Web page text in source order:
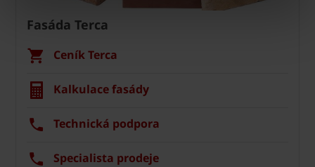
Fasáda Terca
Ceník Terca
Kalkulace fasády
Technická podpora
Specialista prodeje